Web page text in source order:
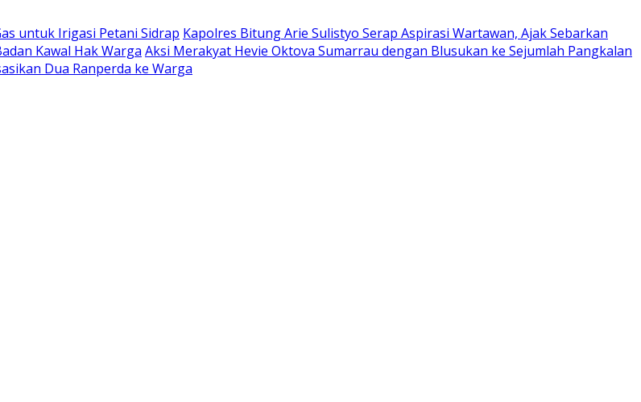
untuk Irigasi Petani Sidrap Kapolres Bitung Arie Sulistyo Serap Aspirasi Wartawan, Ajak Sebarkan
Kawal Hak Warga Aksi Merakyat Hevie Oktova Sumarrau dengan Blusukan ke Sejumlah Pangkalan
Dua Ranperda ke Warga